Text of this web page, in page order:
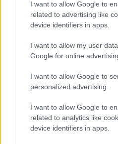
I want to allow Google to
related to advertising like
device identifiers in apps.
I want to allow my user
Google for online
I want to allow Google to
personalized advertising.
I want to allow Google to
related to analytics like
device identifiers in apps.
ΟΛΕΣ ΟΙ ΕΙΔΗΣΕΙΣ
Θρίλερ στη μέση
Τελειώνει το
που έψαχνε το
Γυναικοκτονία
Συγκλονίζουν οι
συγγενών της